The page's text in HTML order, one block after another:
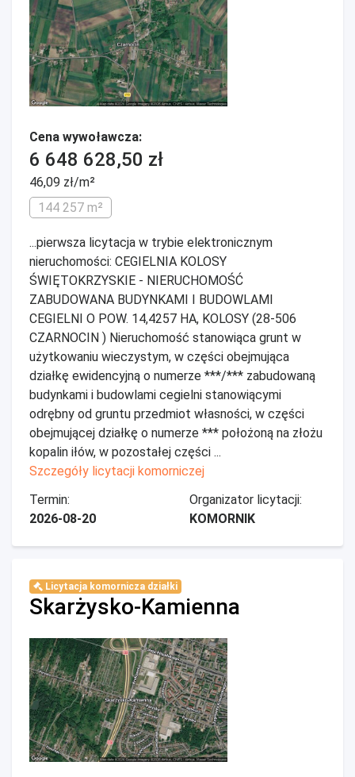
Cena wywoławcza:
6 648 628,50 zł
46,09 zł/m²
144 257 m²
...pierwsza licytacja w trybie elektronicznym
nieruchomości: CEGIELNIA KOLOSY
ŚWIĘTOKRZYSKIE - NIERUCHOMOŚĆ
ZABUDOWANA BUDYNKAMI I BUDOWLAMI
CEGIELNI O POW. 14,4257 HA, KOLOSY (28-506
CZARNOCIN ) Nieruchomość stanowiąca grunt w
użytkowaniu wieczystym, w części obejmująca
działkę ewidencyjną o numerze ***/*** zabudowaną
budynkami i budowlami cegielni stanowiącymi
odrębny od gruntu przedmiot własności, w części
obejmującej działkę o numerze *** położoną na złożu
kopalin iłów, w pozostałej części ...
Szczegóły licytacji komorniczej
Termin:
2026-08-20
Organizator licytacji:
KOMORNIK
Licytacja komornicza działki
Skarżysko-Kamienna